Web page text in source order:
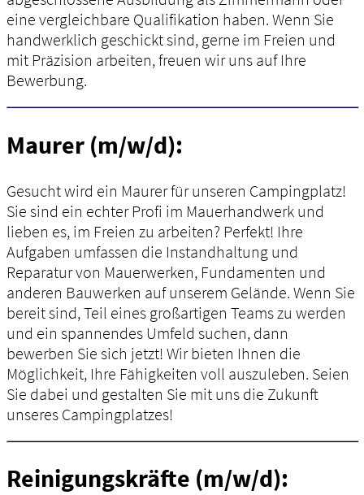
eine vergleichbare Qualifikation haben. Wenn Sie
handwerklich geschickt sind, gerne im Freien und
mit Präzision arbeiten, freuen wir uns auf Ihre
Bewerbung.
Maurer (m/w/d):
Gesucht wird ein Maurer für unseren Campingplatz!
Sie sind ein echter Profi im Mauerhandwerk und
lieben es, im Freien zu arbeiten? Perfekt! Ihre
Aufgaben umfassen die Instandhaltung und
Reparatur von Mauerwerken, Fundamenten und
anderen Bauwerken auf unserem Gelände. Wenn Sie
bereit sind, Teil eines großartigen Teams zu werden
und ein spannendes Umfeld suchen, dann
bewerben Sie sich jetzt! Wir bieten Ihnen die
Möglichkeit, Ihre Fähigkeiten voll auszuleben. Seien
Sie dabei und gestalten Sie mit uns die Zukunft
unseres Campingplatzes!
Reinigungskräfte (m/w/d):